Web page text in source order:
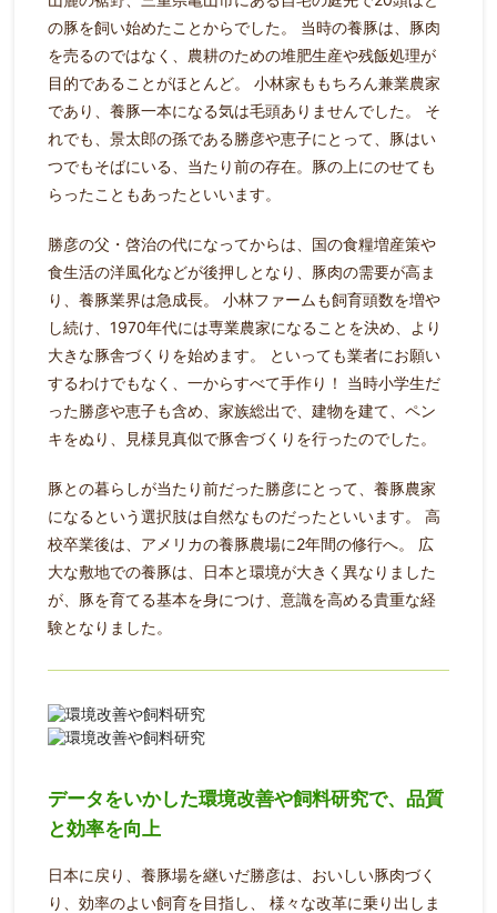
の豚を飼い始めたことからでした。
当時の養豚は、豚肉
を売るのではなく、農耕のための堆肥生産や残飯処理が
目的であることがほとんど。
小林家ももちろん兼業農家
であり、養豚一本になる気は毛頭ありませんでした。
そ
れでも、景太郎の孫である勝彦や恵子にとって、豚はい
つでもそばにいる、当たり前の存在。豚の上にのせても
らったこともあったといいます。
勝彦の父・啓治の代になってからは、国の食糧増産策や
食生活の洋風化などが後押しとなり、豚肉の需要が高ま
り、養豚業界は急成長。
小林ファームも飼育頭数を増や
し続け、1970年代には専業農家になることを決め、より
大きな豚舎づくりを始めます。
といっても業者にお願い
するわけでもなく、一からすべて手作り！
当時小学生だ
った勝彦や恵子も含め、家族総出で、建物を建て、ペン
キをぬり、見様見真似で豚舎づくりを行ったのでした。
豚との暮らしが当たり前だった勝彦にとって、養豚農家
になるという選択肢は自然なものだったといいます。
高
校卒業後は、アメリカの養豚農場に2年間の修行へ。
広
大な敷地での養豚は、日本と環境が大きく異なりました
が、豚を育てる基本を身につけ、意識を高める貴重な経
験となりました。
データをいかした環境改善や飼料研究で、品質
と効率を向上
日本に戻り、養豚場を継いだ勝彦は、おいしい豚肉づく
り、効率のよい飼育を目指し、
様々な改革に乗り出しま